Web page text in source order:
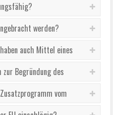
werden?
auch Mittel eines
Begründung des
vom
Orchesterlandschaft